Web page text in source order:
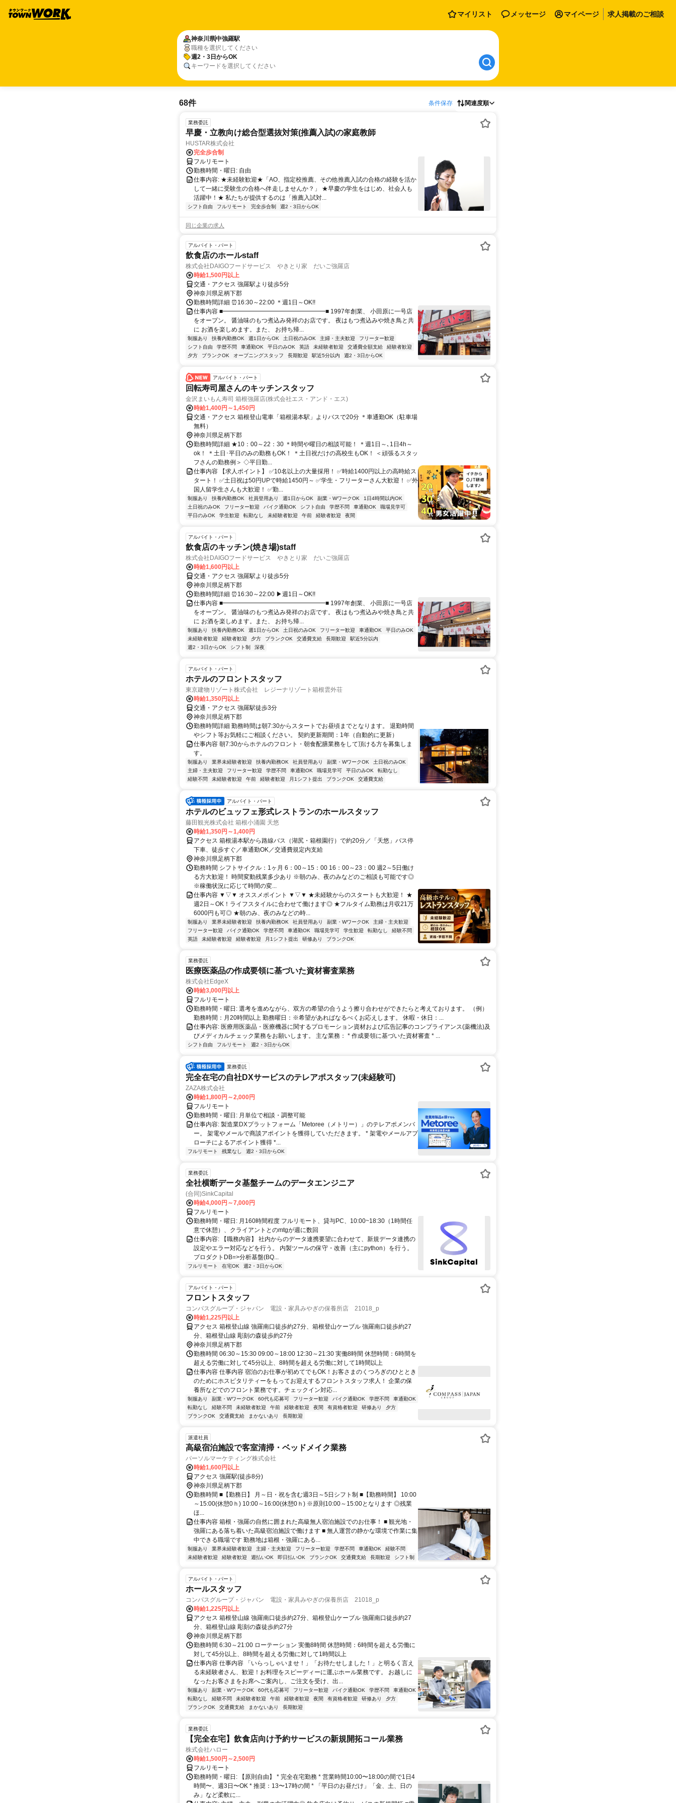
マイリスト メッセージ マイページ 求人掲載のご相談
神奈川県中強羅駅
職種を選択してください
週2・3日からOK
キーワードを選択してください
68件 条件保存 関連度順
業務委託
早慶・立教向け総合型選抜対策(推薦入試)の家庭教師
HUSTAR株式会社
完全歩合制
フルリモート
勤務時間・曜日: 自由
仕事内容: ★未経験歓迎★「AO、指定校推薦、その他推薦入試の合格の経験を活か
して一緒に受験生の合格へ伴走しませんか？」 ★早慶の学生をはじめ、社会人も
活躍中！★ 私たちが提供するのは「推薦入試対...
シフト自由 フルリモート 完全歩合制 週2・3日からOK
同じ企業の求人
アルバイト・パート
飲食店のホールstaff
株式会社DAIGOフードサービス やきとり家 だいご強羅店
時給1,500円以上
交通・アクセス 強羅駅より徒歩5分
神奈川県足柄下郡
勤務時間詳細 ⏰16:30～22:00 ＊週1日～OK!!
仕事内容 ■━━━━━━━━━━━━━━━━━■ 1997年創業、 小田原に一号店
をオープン。 醤油味のもつ煮込み発祥のお店です。 夜はもつ煮込みや焼き鳥と共
に お酒を楽しめます。また、 お持ち帰...
制服あり 扶養内勤務OK 週1日からOK 土日祝のみOK 主婦・主夫歓迎
フリーター歓迎
シフト自由
学歴不問 車通勤OK 平日のみOK 英語 未経験者歓迎 交通費全額支給
経験者歓迎
夕方
ブランクOK オープニングスタッフ 長期歓迎 駅近5分以内 週2・3日からOK
アルバイト・パート
回転寿司屋さんのキッチンスタッフ
金沢まいもん寿司 箱根強羅店(株式会社エス・アンド・エス)
時給1,400円～1,450円
交通・アクセス 箱根登山電車「箱根湯本駅」よりバスで20分 ＊車通勤OK（駐車場
無料）
神奈川県足柄下郡
勤務時間詳細 ★10：00～22：30 ＊時間や曜日の相談可能！ ＊週1日～､1日4h～
ok！ ＊土日･平日のみの勤務もOK！ ＊土日祝だけの高校生もOK！ ＜頑張るスタッ
フさんの勤務例＞ ◇平日勤...
仕事内容 【求人ポイント】 ✅10名以上の大量採用！ ✅時給1400円以上の高時給ス
タート！ ✅土日祝は50円UPで時給1450円～ ✅学生・フリーターさん大歓迎！ ✅外
国人留学生さんも大歓迎！ ✅勤...
制服あり 扶養内勤務OK 社員登用あり 週1日からOK 副業・WワークOK
1日4時間以内OK
土日祝のみOK
フリーター歓迎 バイク通勤OK シフト自由 学歴不問 車通勤OK
職場見学可
平日のみOK
学生歓迎 転勤なし 未経験者歓迎 午前 経験者歓迎 夜間
アルバイト・パート
飲食店のキッチン(焼き場)staff
株式会社DAIGOフードサービス やきとり家 だいご強羅店
時給1,600円以上
交通・アクセス 強羅駅より徒歩5分
神奈川県足柄下郡
勤務時間詳細 ⏰16:30～22:00 ▶週1日～OK!!
仕事内容 ■━━━━━━━━━━━━━━━━━■ 1997年創業、 小田原に一号店
をオープン。 醤油味のもつ煮込み発祥のお店です。 夜はもつ煮込みや焼き鳥と共
に お酒を楽しめます。また、 お持ち帰...
制服あり 扶養内勤務OK 週1日からOK 土日祝のみOK フリーター歓迎 車通勤OK
平日のみOK
未経験者歓迎
経験者歓迎 夕方 ブランクOK 交通費支給 長期歓迎
駅近5分以内
週2・3日からOK
シフト制 深夜
アルバイト・パート
ホテルのフロントスタッフ
東京建物リゾート株式会社 レジーナリゾート箱根雲外荘
時給1,350円以上
交通・アクセス 強羅駅徒歩3分
神奈川県足柄下郡
勤務時間詳細 勤務時間は朝7:30からスタートでお昼頃までとなります。 退勤時間
やシフト等お気軽にご相談ください。 契約更新期間：1年（自動的に更新）
仕事内容 朝7:30からホテルのフロント・朝食配膳業務をして頂ける方を募集しま
す。
制服あり 業界未経験者歓迎 扶養内勤務OK 社員登用あり 副業・WワークOK
土日祝のみOK
主婦・主夫歓迎
フリーター歓迎 学歴不問 車通勤OK 職場見学可 平日のみOK
転勤なし
経験不問
未経験者歓迎 午前 経験者歓迎 月1シフト提出 ブランクOK 交通費支給
アルバイト・パート
ホテルのビュッフェ形式レストランのホールスタッフ
藤田観光株式会社 箱根小涌園 天悠
時給1,350円～1,400円
アクセス 箱根湯本駅から路線バス（湖尻・箱根園行）で約20分／「天悠」バス停
下車、徒歩すぐ／車通勤OK／交通費規定内支給
神奈川県足柄下郡
勤務時間 シフトサイクル：1ヶ月 6：00～15：00 16：00～23：00 週2～5日働け
る方大歓迎！ 時間変動残業多少あり ※朝のみ、夜のみなどのご相談も可能です◎
※稼働状況に応じて時間の変...
仕事内容 ▼▽▼ オススメポイント ▼▽▼ ★未経験からのスタートも大歓迎！ ★
週2日～OK！ライフスタイルに合わせて働けます◎ ★フルタイム勤務は月収21万
6000円も可◎ ★朝のみ、夜のみなどの時...
制服あり 業界未経験者歓迎 扶養内勤務OK 社員登用あり 副業・WワークOK
主婦・主夫歓迎
フリーター歓迎
バイク通勤OK 学歴不問 車通勤OK 職場見学可 学生歓迎 転勤なし
経験不問
英語
未経験者歓迎 経験者歓迎 月1シフト提出 研修あり ブランクOK
業務委託
医療医薬品の作成要領に基づいた資材審査業務
株式会社EdgeX
時給3,000円以上
フルリモート
勤務時間・曜日: 選考を進めながら、双方の希望の合うよう擦り合わせができたらと考えております。 （例）
勤務時間：月20時間以上 勤務曜日：※希望があればなるべくお応えします。 休暇・休日：...
仕事内容: 医療用医薬品・医療機器に関するプロモーション資材および広告記事のコンプライアンス(薬機法)及
びメディカルチェック業務をお願いします。 主な業務： * 作成要領に基づいた資材審査 * ...
シフト自由 フルリモート 週2・3日からOK
業務委託
完全在宅の自社DXサービスのテレアポスタッフ(未経験可)
ZAZA株式会社
時給1,800円～2,000円
フルリモート
勤務時間・曜日: 月単位で相談・調整可能
仕事内容: 製造業DXプラットフォーム「Metoree（メトリー）」のテレアポメンバ
ー。 架電やメールで商談アポイントを獲得していただきます。 * 架電やメールアプ
ローチによるアポイント獲得 *...
フルリモート 残業なし 週2・3日からOK
業務委託
全社横断データ基盤チームのデータエンジニア
(合同)SinkCapital
時給4,000円～7,000円
フルリモート
勤務時間・曜日: 月160時間程度 フルリモート、貸与PC、10:00~18:30（1時間任
意で休憩）、クライアントとのmtgが週に数回
仕事内容: 【職務内容】 社内からのデータ連携要望に合わせて、新規データ連携の
設定やエラー対応などを行う。 内製ツールの保守・改善（主にpython）を行う。
プロダクトDB=>分析基盤(BQ...
フルリモート 在宅OK 週2・3日からOK
アルバイト・パート
フロントスタッフ
コンパスグループ・ジャパン 電設・家具みやぎの保養所店 21018_p
時給1,225円以上
アクセス 箱根登山線 強羅南口徒歩約27分、箱根登山ケーブル 強羅南口徒歩約27
分、箱根登山線 彫刻の森徒歩約27分
神奈川県足柄下郡
勤務時間 06:30～15:30 09:00～18:00 12:30～21:30 実働8時間 休憩時間：6時間を
超える労働に対して45分以上、8時間を超える労働に対して1時間以上
仕事内容 仕事内容 宿泊のお仕事が初めてでもOK！お客さまのくつろぎのひととき
のためにホスピタリティーをもってお迎えするフロントスタッフ求人！ 企業の保
養所などでのフロント業務です。チェックイン対応...
制服あり 副業・WワークOK 60代も応募可 フリーター歓迎 バイク通勤OK 学歴不問
車通勤OK
転勤なし
経験不問 未経験者歓迎 午前 経験者歓迎 夜間 有資格者歓迎 研修あり
夕方
ブランクOK
交通費支給 まかないあり 長期歓迎
派遣社員
高級宿泊施設で客室清掃・ベッドメイク業務
パーソルマーケティング株式会社
時給1,600円以上
アクセス 強羅駅(徒歩8分)
神奈川県足柄下郡
勤務時間 ■【勤務日】 月～日・祝を含む週3日～5日シフト制 ■【勤務時間】 10:00
～15:00(休憩0ｈ) 10:00～16:00(休憩0ｈ) ※原則10:00～15:00となります ◎残業
ほ...
仕事内容 箱根・強羅の自然に囲まれた高級無人宿泊施設でのお仕事！ ■ 観光地・
強羅にある落ち着いた高級宿泊施設で働けます ■ 無人運営の静かな環境で作業に集
中できる職場です 勤務地は箱根・強羅にある...
制服あり 業界未経験者歓迎 主婦・主夫歓迎 フリーター歓迎 学歴不問 車通勤OK
経験不問
未経験者歓迎
経験者歓迎 週払いOK 即日払いOK ブランクOK 交通費支給 長期歓迎 シフト制
アルバイト・パート
ホールスタッフ
コンパスグループ・ジャパン 電設・家具みやぎの保養所店 21018_p
時給1,225円以上
アクセス 箱根登山線 強羅南口徒歩約27分、箱根登山ケーブル 強羅南口徒歩約27
分、箱根登山線 彫刻の森徒歩約27分
神奈川県足柄下郡
勤務時間 6:30～21:00 ローテーション 実働8時間 休憩時間：6時間を超える労働に
対して45分以上、8時間を超える労働に対して1時間以上
仕事内容 仕事内容 「いらっしゃいませ！」「お待たせしました！」と明るく言え
る未経験者さん、歓迎！お料理をスピーディーに運ぶホール業務です。 お越しに
なったお客さまをお席へご案内し、ご注文を受け、出...
制服あり 副業・WワークOK 60代も応募可 フリーター歓迎 バイク通勤OK 学歴不問
車通勤OK
転勤なし
経験不問 未経験者歓迎 午前 経験者歓迎 夜間 有資格者歓迎 研修あり
夕方
ブランクOK
交通費支給 まかないあり 長期歓迎
業務委託
【完全在宅】飲食店向け予約サービスの新規開拓コール業務
株式会社ハロー
時給1,500円～2,500円
フルリモート
勤務時間・曜日: 【原則自由】 * 完全在宅勤務 * 営業時間10:00〜18:00の間で1日4
時間〜、週3日〜OK * 推奨：13〜17時の間 * 「平日のお昼だけ」「金、土、日の
み」など柔軟に...